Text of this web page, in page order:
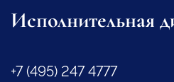
Исполнительная
+7 (495) 247 4777